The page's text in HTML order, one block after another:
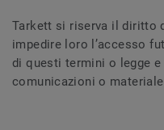
Tarkett si riserva il diritto
impedire loro l’accesso
di questi termini o legge
comunicazioni o